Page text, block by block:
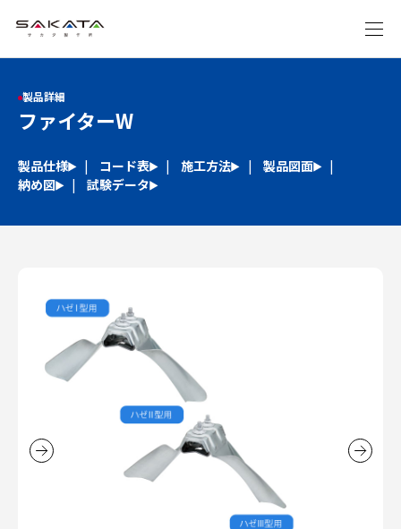
製品詳細
ファイターW
製品仕様 コード表 施工方法
製品図面
納め図
試験データ